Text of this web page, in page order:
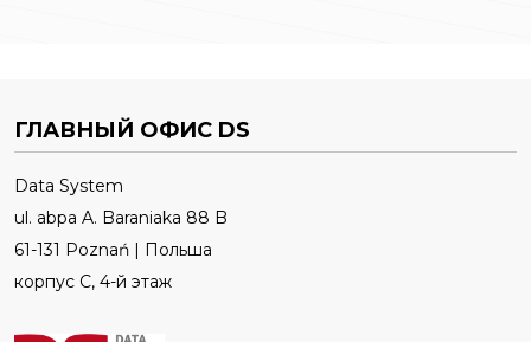
ГЛАВНЫЙ ОФИС DS
Data System
ul. abpa A. Baraniaka 88 B
61-131 Poznań | Польша
корпус C, 4-й этаж